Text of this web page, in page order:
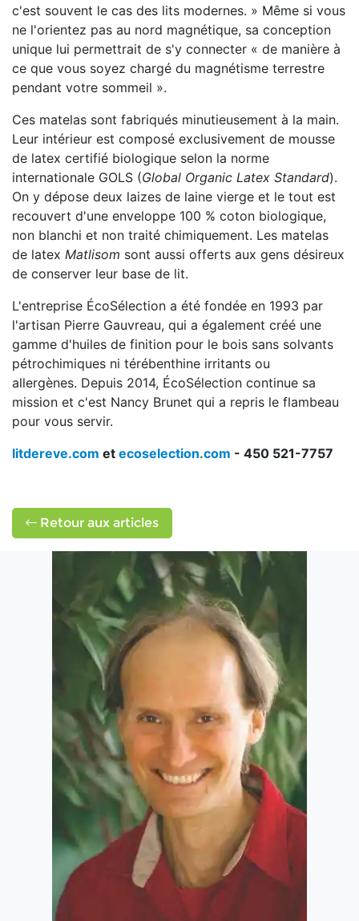
c'est souvent le cas des lits modernes. » Même si vous
ne l'orientez pas au nord magnétique, sa conception
unique lui permettrait de s'y connecter « de manière à
ce que vous soyez chargé du magnétisme terrestre
pendant votre sommeil ».
Ces matelas sont fabriqués minutieusement à la main.
Leur intérieur est composé exclusivement de mousse
de latex certifié biologique selon la norme
internationale GOLS (Global Organic Latex Standard).
On y dépose deux laizes de laine vierge et le tout est
recouvert d'une enveloppe 100 % coton biologique,
non blanchi et non traité chimiquement. Les matelas
de latex Matlisom sont aussi offerts aux gens désireux
de conserver leur base de lit.
L'entreprise ÉcoSélection a été fondée en 1993 par
l'artisan Pierre Gauvreau, qui a également créé une
gamme d'huiles de finition pour le bois sans solvants
pétrochimiques ni térébenthine irritants ou
allergènes. Depuis 2014, ÉcoSélection continue sa
mission et c'est Nancy Brunet qui a repris le flambeau
pour vous servir.
litdereve.com et ecoselection.com - 450 521-7757
Retour aux articles